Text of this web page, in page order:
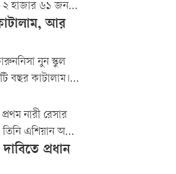
২ হাজার ৬১ জন,
গত বছর সেখানে
করেছিল ২
আর
নুন স্কুল
বছর কাটালাম।
স্কুল অ্যান্ড
এই প্রশ্ন
নারী রেসার
এশিয়ান অটো
সাফল্য অর্জন
অর্জন
প্রধান